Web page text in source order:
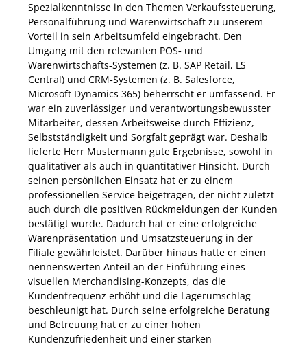
Spezialkenntnisse in den Themen Verkaufssteuerung,
Personalführung und Warenwirtschaft zu unserem
Vorteil in sein Arbeitsumfeld eingebracht. Den
Umgang mit den relevanten POS‑ und
Warenwirtschafts‑Systemen (z. B. SAP Retail, LS
Central) und CRM‑Systemen (z. B. Salesforce,
Microsoft Dynamics 365) beherrscht er umfassend. Er
war ein zuverlässiger und verantwortungsbewusster
Mitarbeiter, dessen Arbeitsweise durch Effizienz,
Selbstständigkeit und Sorgfalt geprägt war. Deshalb
lieferte Herr Mustermann gute Ergebnisse, sowohl in
qualitativer als auch in quantitativer Hinsicht. Durch
seinen persönlichen Einsatz hat er zu einem
professionellen Service beigetragen, der nicht zuletzt
auch durch die positiven Rückmeldungen der Kunden
bestätigt wurde. Dadurch hat er eine erfolgreiche
Warenpräsentation und Umsatzsteuerung in der
Filiale gewährleistet. Darüber hinaus hatte er einen
nennenswerten Anteil an der Einführung eines
visuellen Merchandising-Konzepts, das die
Kundenfrequenz erhöht und die Lagerumschlag
beschleunigt hat. Durch seine erfolgreiche Beratung
und Betreuung hat er zu einer hohen
Kundenzufriedenheit und einer starken